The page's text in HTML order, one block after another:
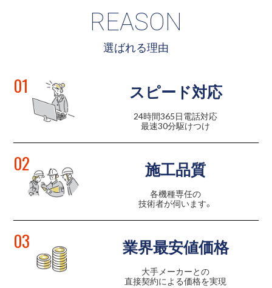
REASON
選ばれる理由
01 スピード対応
24時間365日電話対応
最速30分駆けつけ
02 施工品質
各機種専任の
技術者が伺います。
03 業界最安値価格
大手メーカーとの
直接契約による価格を実現